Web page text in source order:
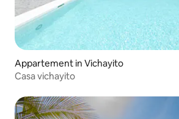
Appartement in Vichayito
Casa vichayito